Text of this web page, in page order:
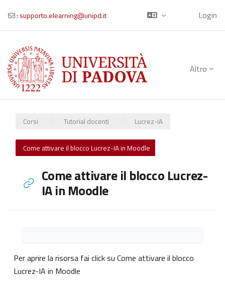
Vai al contenuto principale
: supporto.elearning@unipd.it Login
Altro
Corsi Tutorial docenti Lucrez-IA
Come attivare il blocco Lucrez-IA in Moodle
Come attivare il blocco Lucrez-
IA in Moodle
Per aprire la risorsa fai click su Come attivare il blocco
Lucrez-IA in Moodle